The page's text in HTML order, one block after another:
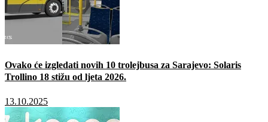
Ovako će izgledati novih 10 trolejbusa za Sarajevo: Solaris
Trollino 18 stižu od ljeta 2026.
13.10.2025